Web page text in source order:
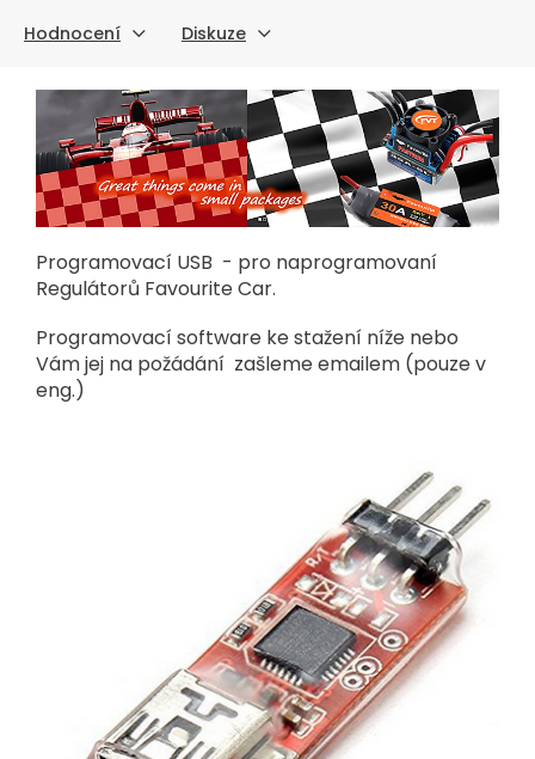
Hodnocení Diskuze
Programovací USB - pro naprogramovaní
Regulátorů Favourite Car.
Programovací software ke stažení níže nebo
Vám jej na požádání zašleme emailem (pouze v
eng.)